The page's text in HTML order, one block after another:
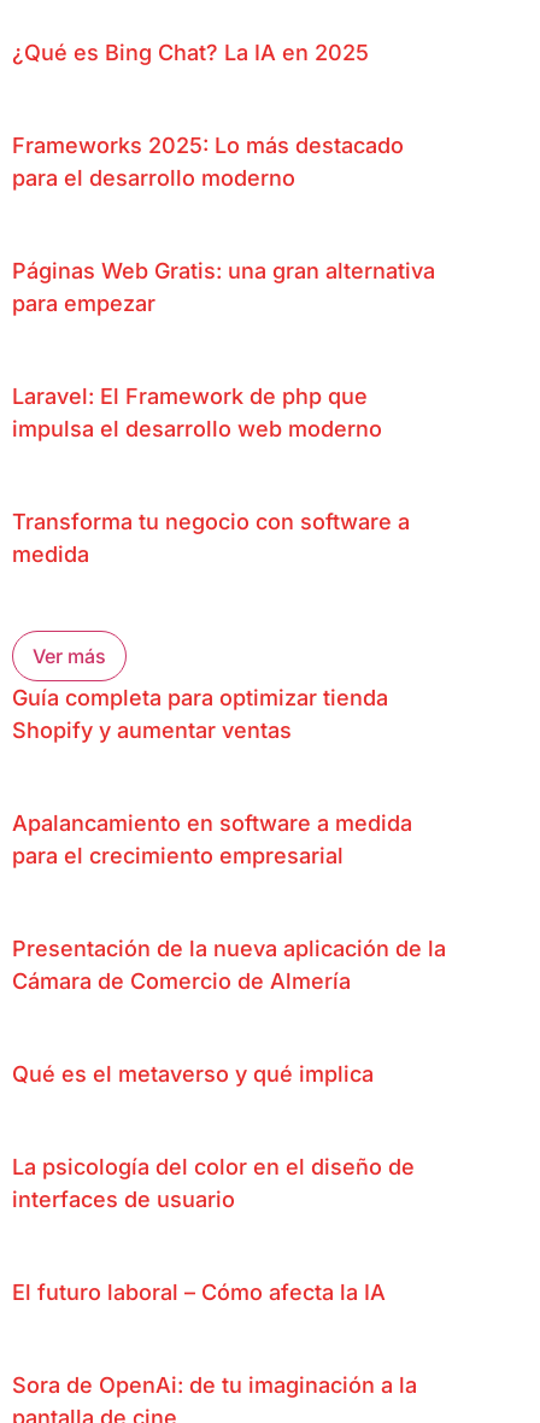
¿Qué es Bing Chat? La IA en 2025
Frameworks 2025: Lo más destacado
para el desarrollo moderno
Páginas Web Gratis: una gran alternativa
para empezar
Laravel: El Framework de php que
impulsa el desarrollo web moderno
Transforma tu negocio con software a
medida
Ver más
Guía completa para optimizar tienda
Shopify y aumentar ventas
Apalancamiento en software a medida
para el crecimiento empresarial
Presentación de la nueva aplicación de la
Cámara de Comercio de Almería
Qué es el metaverso y qué implica
La psicología del color en el diseño de
interfaces de usuario
El futuro laboral – Cómo afecta la IA
Sora de OpenAi: de tu imaginación a la
pantalla de cine